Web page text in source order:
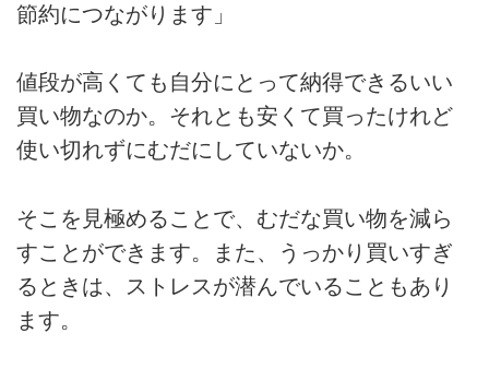
節約につながります」
値段が高くても自分にとって納得できるいい
買い物なのか。それとも安くて買ったけれど
使い切れずにむだにしていないか。
そこを見極めることで、むだな買い物を減ら
すことができます。また、うっかり買いすぎ
るときは、ストレスが潜んでいることもあり
ます。